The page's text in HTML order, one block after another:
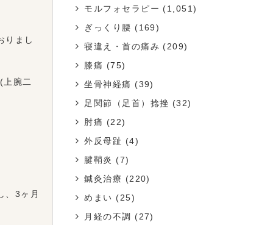
りまし
腕二
、3ヶ月
モルフォセラピー (1,051)
ぎっくり腰 (169)
寝違え・首の痛み (209)
膝痛 (75)
坐骨神経痛 (39)
足関節（足首）捻挫 (32)
肘痛 (22)
外反母趾 (4)
腱鞘炎 (7)
鍼灸治療 (220)
めまい (25)
月経の不調
(27)